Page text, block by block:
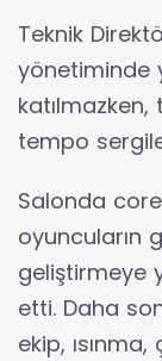
Teknik
yönetiminde
tempo
Salonda
oyuncuların
geliştirmeye
etti. Daha
ekip,